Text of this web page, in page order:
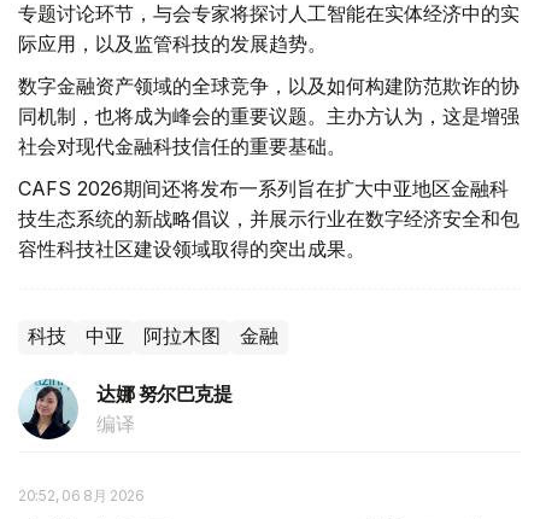
专题讨论环节，与会专家将探讨人工智能在实体经济中的实
际应用，以及监管科技的发展趋势。
数字金融资产领域的全球竞争，以及如何构建防范欺诈的协
同机制，也将成为峰会的重要议题。主办方认为，这是增强
社会对现代金融科技信任的重要基础。
CAFS 2026期间还将发布一系列旨在扩大中亚地区金融科
技生态系统的新战略倡议，并展示行业在数字经济安全和包
容性科技社区建设领域取得的突出成果。
科技 中亚 阿拉木图 金融
达娜 努尔巴克提
编译
20:52, 06 8月 2026